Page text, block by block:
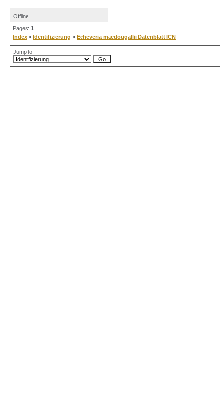
Offline
Pages: 1
Index » Identifizierung » Echeveria macdougallii Datenblatt ICN
Jump to